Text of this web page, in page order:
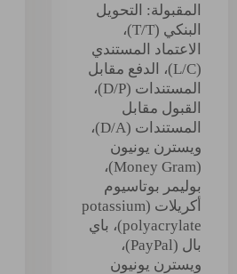
المقبولة: التحويل
البنكي (T/T)،
الاعتماد المستندي
(L/C)، الدفع مقابل
المستندات (D/P)،
القبول مقابل
المستندات (D/A)،
ويسترن يونيون
(Money Gram)،
بوليمر بوتاسيوم
أكريلات (potassium
polyacrylate)، باي
بال (PayPal)،
ويسترن يونيون